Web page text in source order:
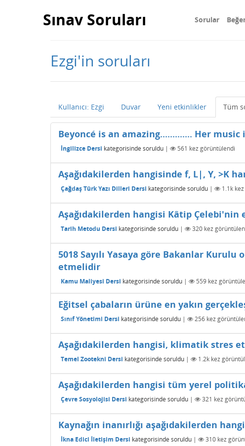
Sınav Soruları Sorular
Ezgi'in soruları
Kullanıcı: Ezgi Duvar Yeni etkinlikler Tüm
Beyoncé is an amazing............. Her
İngilizce Dersi kategorisinde soruldu | 561 kez görüntülendi
Aşağıdakilerden hangisinde f, L|, Y, >K
Çağdaş Türk Yazı Dilleri Dersi kategorisinde soruldu | 1.1k
Aşağıdakilerden hangisi Kâtip Çelebi'nin
Tarih Metodu Dersi kategorisinde soruldu | 320 kez
5018 Sayılı Yasaya göre Bakanlar
etmelidir
Kamu Maliyesi Dersi kategorisinde soruldu | 559 kez
Eğitsel çabaların ürüne en yakın
Sınıf Yönetimi Dersi kategorisinde soruldu | 256 kez
Aşağıdakilerden hangisi, klimatik stres
Temel Zootekni Dersi kategorisinde soruldu | 1.2k kez
Aşağıdakilerden hangisi tüm yerel
Çevre Sosyolojisi Dersi kategorisinde soruldu | 321 kez
Kaynağın inanırlığı aşağıdakilerden
İkna Edici İletişim Dersi kategorisinde soruldu | 310 kez